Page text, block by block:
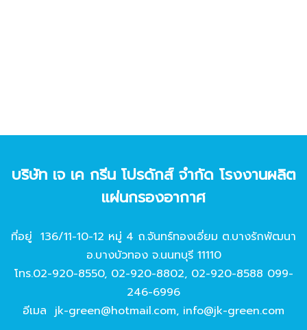
บริษัท เจ เค กรีน โปรดักส์ จํากัด โรงงานผลิต
แผ่นกรองอากาศ
ที่อยู่ 136/11-10-12 หมู่ 4 ถ.จันทร์ทองเอี่ยม ต.บางรักพัฒนา
อ.บางบัวทอง จ.นนทบุรี 11110
โทร.02-920-8550, 02-920-8802, 02-920-8588 099-
246-6996
อีเมล jk-green@hotmail.com, info@jk-green.com